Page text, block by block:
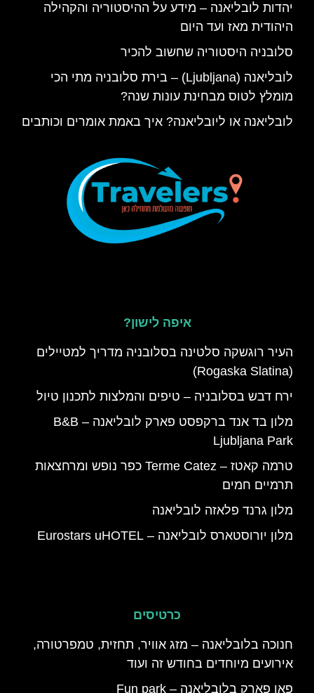
יהדות לובליאנה – מידע על ההיסטוריה והקהילה
היהודית מאז ועד היום
סלובניה היסטוריה שחשוב להכיר
לובליאנה (Ljubljana) – בירת סלובניה מתי הכי
מומלץ לטוס מבחינת עונות שנה?
לובליאנה או ליובליאנה? איך באמת אומרים וכותבים
איפה לישון?
העיר רוגשקה סלטינה בסלובניה מדריך למטיילים
(Rogaska Slatina)
ירח דבש בסלובניה – טיפים והמלצות לתכנון טיול
מלון בד אנד ברקפסט פארק לובליאנה – B&B
Ljubljana Park
טרמה קאטז – Terme Catez כפר נופש ומרחצאות
תרמיים חמים
מלון גרנד פלאזה לובליאנה
מלון יורוסטארס לובליאנה – Eurostars uHOTEL
כרטיסים
חנוכה בלובליאנה – מזג אוויר, תחזית, טמפרטורה,
אירועים מיוחדים בחודש זה ועוד
פאן פארק בלובליאנה – Fun park